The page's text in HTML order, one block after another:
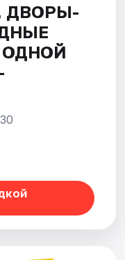
ДВОРЫ-
ОДНОЙ